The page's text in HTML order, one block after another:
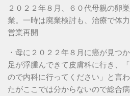
２０２２年８月、６０代母親の卵
業。一時は廃業検討も、治療で体
営業再開
・母に２０２２年８月に癌が見つ
足が浮腫んできて皮膚科に行き、
ので内科に行ってください」と言
たがここでは分からないので総合